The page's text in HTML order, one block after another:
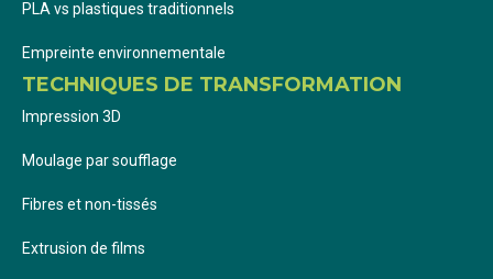
PLA vs plastiques traditionnels
Empreinte environnementale
TECHNIQUES DE TRANSFORMATION
Impression 3D
Moulage par soufflage
Fibres et non-tissés
Extrusion de films